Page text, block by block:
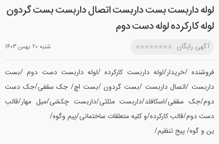
لوله داربست بست داربست اتصال داربست بست گردون
لوله کارکرده لوله دست دوم
آگهی رایگان شنبه 20 بهمن 1403
فروشنده /خریدار/لوله داربست کارکرده /لوله داربست دست دوم /بست
داربست /اتصال داربست /بست گردون /بست اچ/ جک سقفی/جک دست
دوم/جک سقفی/اسکافلد/داربست مثلثی/داربست چکشی/میل مهار/قالب
دست دوم/قالب کارکرده/و کلیه متعلقات ساختمانی/پیم وگوه/
ین و گوه/ پیج تنظیم/